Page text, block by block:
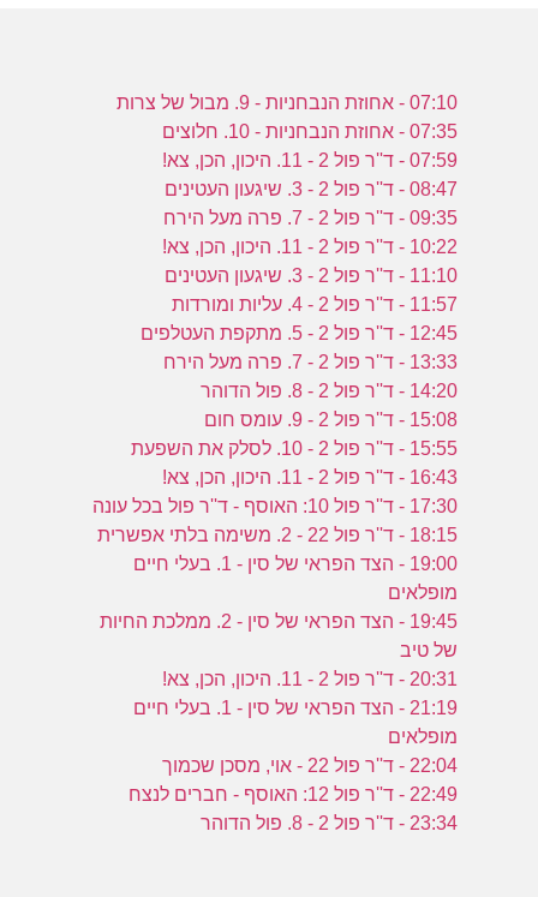
07:10 - אחוזת הנבחניות - 9. מבול של צרות
07:35 - אחוזת הנבחניות - 10. חלוצים
07:59 - ד''ר פול 2 - 11. היכון, הכן, צא!
08:47 - ד''ר פול 2 - 3. שיגעון העטינים
09:35 - ד''ר פול 2 - 7. פרה מעל הירח
10:22 - ד''ר פול 2 - 11. היכון, הכן, צא!
11:10 - ד''ר פול 2 - 3. שיגעון העטינים
11:57 - ד''ר פול 2 - 4. עליות ומורדות
12:45 - ד''ר פול 2 - 5. מתקפת העטלפים
13:33 - ד''ר פול 2 - 7. פרה מעל הירח
14:20 - ד''ר פול 2 - 8. פול הדוהר
15:08 - ד''ר פול 2 - 9. עומס חום
15:55 - ד''ר פול 2 - 10. לסלק את השפעת
16:43 - ד''ר פול 2 - 11. היכון, הכן, צא!
17:30 - ד''ר פול 10: האוסף - ד''ר פול בכל עונה
18:15 - ד''ר פול 22 - 2. משימה בלתי אפשרית
19:00 - הצד הפראי של סין - 1. בעלי חיים
מופלאים
19:45 - הצד הפראי של סין - 2. ממלכת החיות
של טיב
20:31 - ד''ר פול 2 - 11. היכון, הכן, צא!
21:19 - הצד הפראי של סין - 1. בעלי חיים
מופלאים
22:04 - ד''ר פול 22 - אוי, מסכן שכמוך
22:49 - ד''ר פול 12: האוסף - חברים לנצח
23:34 - ד''ר פול 2 - 8. פול הדוהר